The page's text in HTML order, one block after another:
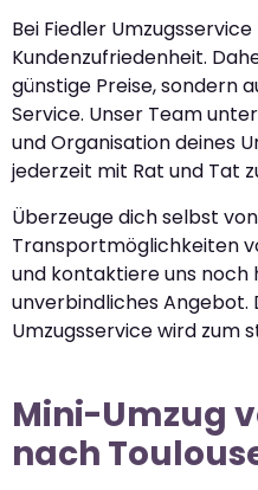
Bei Fiedler
Kundenzufriedenheit.
günstige Preise, sondern
Service. Unser Team
und Organisation deines
jederzeit mit Rat und Tat
Überzeuge dich selbst
Transportmöglichkeiten
und kontaktiere uns noch
unverbindliches Angebot.
Umzugsservice wird zum
Mini-Umzug
nach